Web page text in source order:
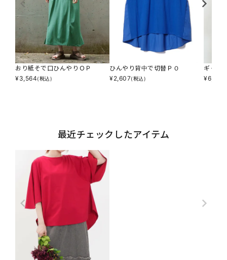
おり紙そで口ひんやりＯＰ
¥3,564(税込)
ひんやり背中で切替ＰＯ
¥2,607(税込)
ギャザ
¥6,853
最近チェックしたアイテム